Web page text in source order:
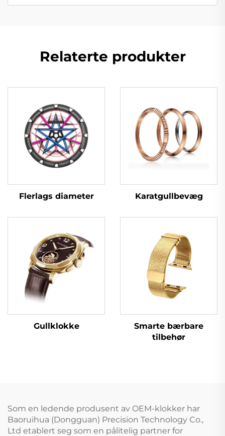
Relaterte produkter
Flerlags diameter Karatgullbevæg
Gullklokke
Smarte bærbare
tilbehør
Som en ledende produsent av OEM-klokker har
Baoruihua (Dongguan) Precision Technology Co.,
Ltd etablert seg som en pålitelig partner for